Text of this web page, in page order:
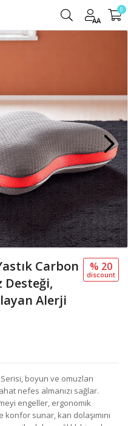
AA
0
Carbon
Desteği,
Alerji
% 20
discount
boyun ve omuzları
nefes almanızı sağlar.
engeller, ergonomik
sunar, kan dolaşımını